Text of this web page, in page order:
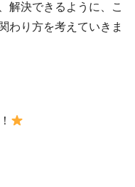
解決できるように、こ
わり方を考えていきま